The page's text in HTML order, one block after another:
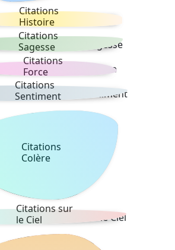
Citations
Histoire
Citations
Sagesse
Citations
Force
Citations
Sentiment
Citations
Colère
Citations sur
le Ciel